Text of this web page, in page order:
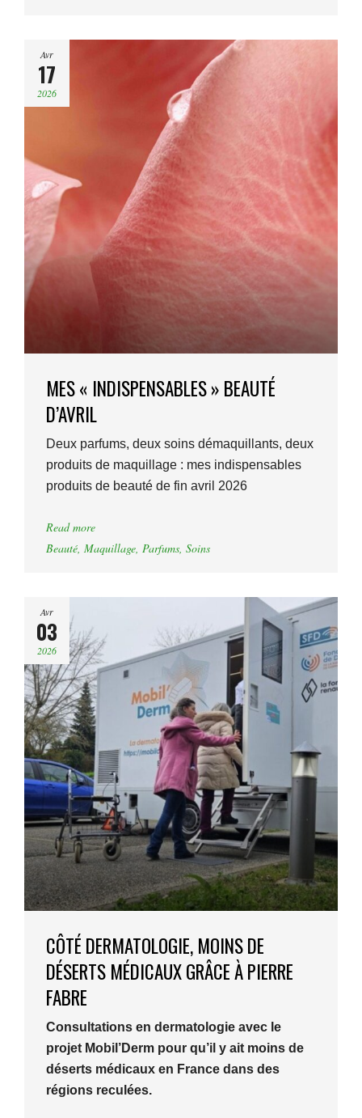
Avr
17
2026
MES « INDISPENSABLES » BEAUTÉ
D’AVRIL
Deux parfums, deux soins démaquillants, deux
produits de maquillage : mes indispensables
produits de beauté de fin avril 2026
Read more
Beauté, Maquillage, Parfums, Soins
Avr
03
2026
CÔTÉ DERMATOLOGIE, MOINS DE
DÉSERTS MÉDICAUX GRÂCE À PIERRE
FABRE
Consultations en dermatologie avec le
projet Mobil’Derm pour qu’il y ait moins de
déserts médicaux en France dans des
régions reculées.